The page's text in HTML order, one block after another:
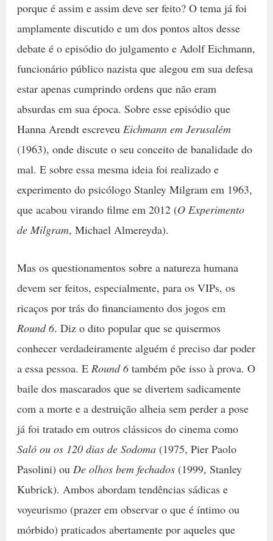
porque é assim e assim deve ser feito? O tema já foi
amplamente discutido e um dos pontos altos desse
debate é o episódio do julgamento e Adolf Eichmann,
funcionário público nazista que alegou em sua defesa
estar apenas cumprindo ordens que não eram
absurdas em sua época. Sobre esse episódio que
Hanna Arendt escreveu Eichmann em Jerusalém
(1963), onde discute o seu conceito de banalidade do
mal. E sobre essa mesma ideia foi realizado e
experimento do psicólogo Stanley Milgram em 1963,
que acabou virando filme em 2012 (O Experimento
de Milgram, Michael Almereyda).
Mas os questionamentos sobre a natureza humana
devem ser feitos, especialmente, para os VIPs, os
ricaços por trás do financiamento dos jogos em
Round 6. Diz o dito popular que se quisermos
conhecer verdadeiramente alguém é preciso dar poder
a essa pessoa. E Round 6também põe isso à prova. O
baile dos mascarados que se divertem sadicamente
com a morte e a destruição alheia sem perder a pose
já foi tratado em outros clássicos do cinema como
Saló ou os 120 dias de Sodoma(1975, Pier Paolo
Pasolini) ou De olhos bem fechados(1999, Stanley
Kubrick). Ambos abordam tendências sádicas e
voyeurismo (prazer em observar o que é íntimo ou
mórbido) praticados abertamente por aqueles que